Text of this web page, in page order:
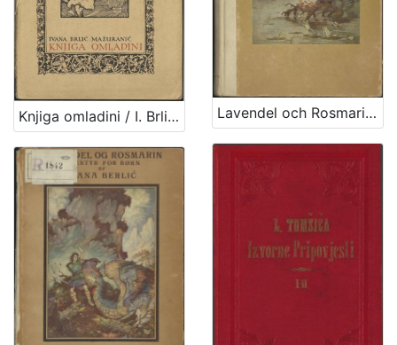
Knjiga omladini / I. Brlić-Mažuranić Lavendel och Rosmarin : sagor för stora och smaa / Ivana Berlić